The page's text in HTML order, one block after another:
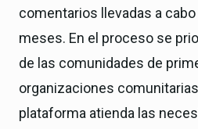
comentarios llevadas a
meses. En el proceso se
de las comunidades de
organizaciones
plataforma atienda las